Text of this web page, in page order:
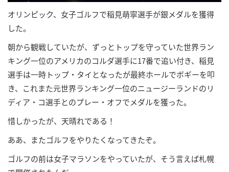
オリンピック、女子ゴルフで稲見萌寧選手が銀メダルを獲得
した。
朝から観戦していたが、ずっとトップを守っていた世界ラン
キング一位のアメリカのコルダ選手に17番で追い付き、稲見
選手は一時トップ・タイとなったが最終ホールでボギーを叩
き、これまた元世界ランキング一位のニュージーランドのリ
ディア・コ選手とのプレー・オフでメダルを獲った。
惜しかったが、天晴れである！
ああ、またゴルフをやりたくなってきたぞ。
ゴルフの前は女子マラソンをやっていたが、そう言えば札幌